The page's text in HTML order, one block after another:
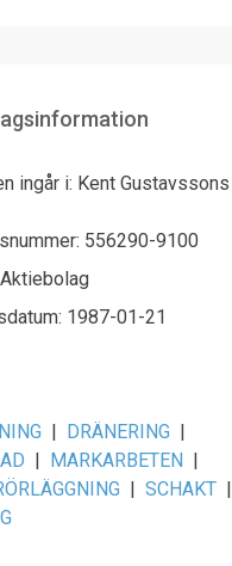
ingår i: Kent Gustavssons
556290-9100
1987-01-21
| DRÄNERING |
| MARKARBETEN |
| SCHAKT |